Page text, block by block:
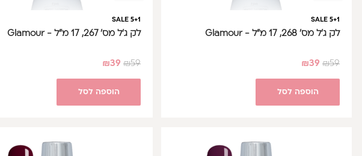
SALE 5+1
לק ג'ל מס' 268, 17 מ"ל - Glamour
₪59
₪39
הוספה לסל
SALE 5+1
לק ג'ל מס' 267, 17 מ"ל - Glamour
₪59
₪39
הוספה לסל